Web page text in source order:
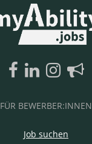
FÜR BEWERBER:INNEN
Job suchen